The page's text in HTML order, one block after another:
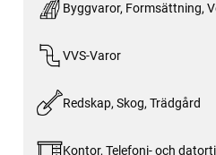
Byggvaror, Formsättning,
VVS-Varor
Redskap, Skog, Trädgård
Kontor, Telefoni- och